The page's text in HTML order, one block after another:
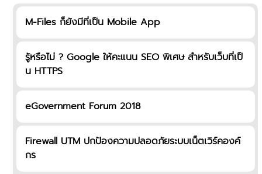
M-Files ก็ยังมีที่เป็น Mobile App
รู้หรือไม่ ? Google ให้คะแนน SEO พิเศษ สำหรับเว็บที่เป็
น HTTPS
eGovernment Forum 2018
Firewall UTM ปกป้องความปลอดภัยระบบเน็ตเวิร์คองค์
กร